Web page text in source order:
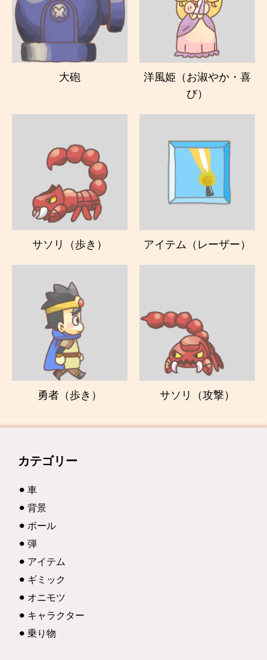
大砲
洋風姫（お淑やか・喜
び）
サソリ（歩き） アイテム（レーザー）
勇者（歩き） サソリ（攻撃）
カテゴリー
車
背景
ボール
弾
アイテム
ギミック
オニモツ
キャラクター
乗り物